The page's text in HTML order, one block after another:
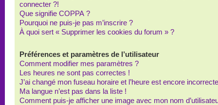
connecter ?!
Que signifie COPPA ?
Pourquoi ne puis-je pas m’inscrire ?
À quoi sert « Supprimer les cookies du forum » ?
Préférences et paramètres de l’utilisateur
Comment modifier mes paramètres ?
Les heures ne sont pas correctes !
J’ai changé mon fuseau horaire et l’heure est encore
Ma langue n’est pas dans la liste !
Comment puis-je afficher une image avec mon nom